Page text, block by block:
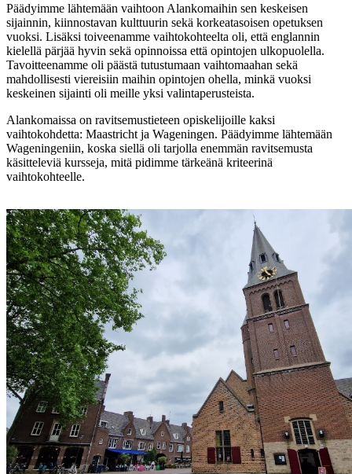
Päädyimme lähtemään vaihtoon Alankomaihin sen keskeisen
sijainnin, kiinnostavan kulttuurin sekä korkeatasoisen opetuksen
vuoksi. Lisäksi toiveenamme vaihtokohteelta oli, että englannin
kielellä pärjää hyvin sekä opinnoissa että opintojen ulkopuolella.
Tavoitteenamme oli päästä tutustumaan vaihtomaahan sekä
mahdollisesti viereisiin maihin opintojen ohella, minkä vuoksi
keskeinen sijainti oli meille yksi valintaperusteista.
Alankomaissa on ravitsemustieteen opiskelijoille kaksi
vaihtokohdetta: Maastricht ja Wageningen. Päädyimme lähtemään
Wageningeniin, koska siellä oli tarjolla enemmän ravitsemusta
käsitteleviä kursseja, mitä pidimme tärkeänä kriteerinä
vaihtokohteelle.